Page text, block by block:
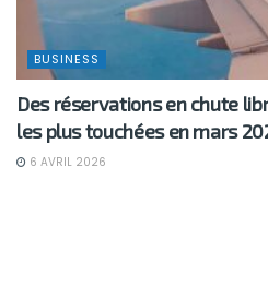
BUSINESS
Des réservations en chute
les plus touchées en mars
6 AVRIL 2026